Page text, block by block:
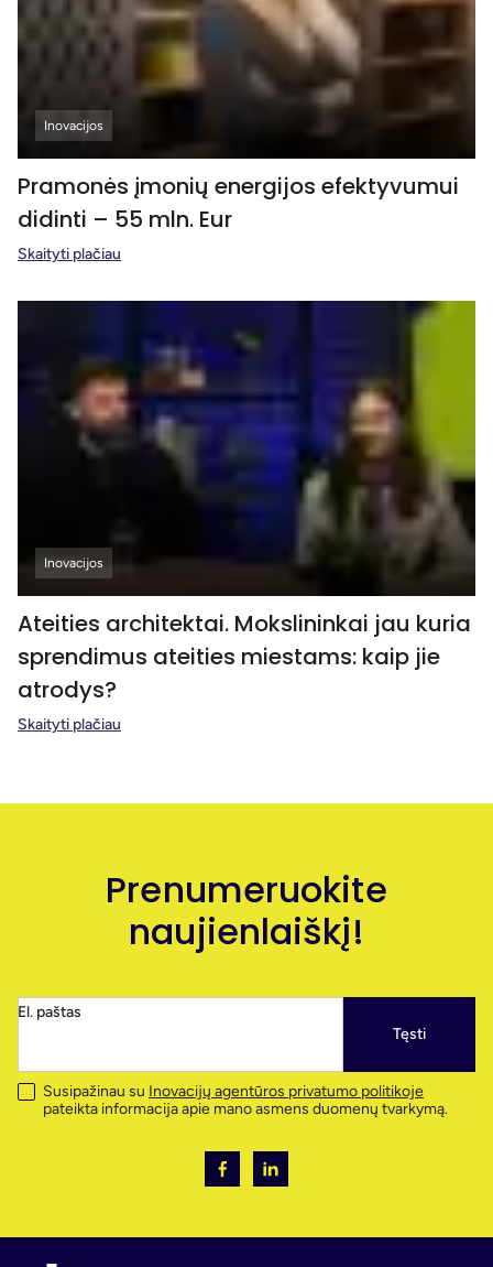
Inovacijos
Pramonės įmonių energijos efektyvumui
didinti – 55 mln. Eur
Skaityti plačiau
Inovacijos
Ateities architektai. Mokslininkai jau kuria
sprendimus ateities miestams: kaip jie
atrodys?
Skaityti plačiau
Prenumeruokite
naujienlaiškį!
El. paštas
Tęsti
Susipažinau su Inovacijų agentūros privatumo politikoje
pateikta informacija apie mano asmens duomenų tvarkymą.